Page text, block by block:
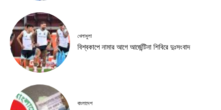
খেলাধুলা
বিশ্বকাপে নামার আগে আর্জেন্টিনা শিবিরে দুঃসংবাদ
বাংলাদেশ